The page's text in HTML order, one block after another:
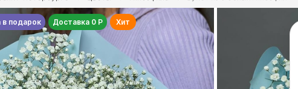
в подарок Доставка 0 Р Хит